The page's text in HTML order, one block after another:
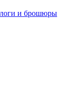
и брошюры